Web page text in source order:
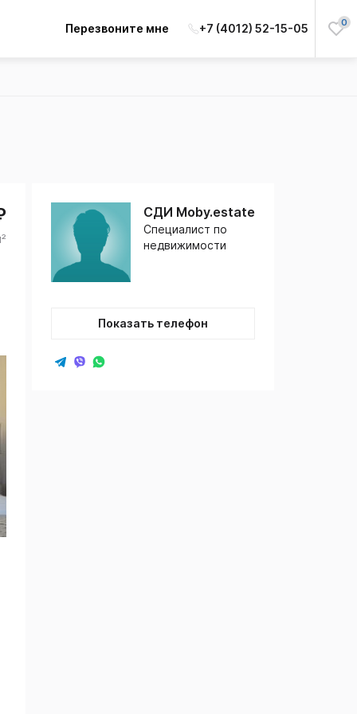
Перезвоните мне +7 (4012) 52-15-05 0
СДИ Moby.estate
Специалист по
недвижимости
Показать телефон